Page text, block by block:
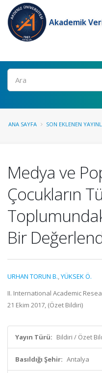
Akademik
Ara
ANA SAYFA SON EKLENEN
Medya ve
Çocukların
Bir
URHAN TORUN B.,YÜKSEK Ö.
II. International Academic
21 Ekim 2017, (Özet Bildiri)
Yayın Türü: Bildiri / Özet
Basıldığı Şehir: Antalya